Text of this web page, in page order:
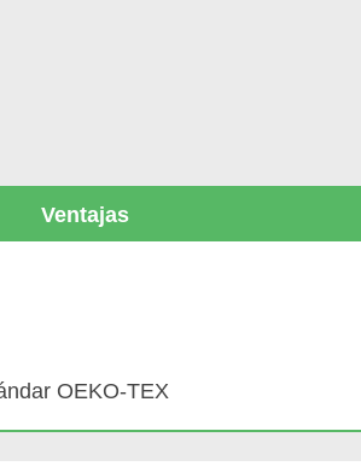
Ventajas
OEKO-TEX